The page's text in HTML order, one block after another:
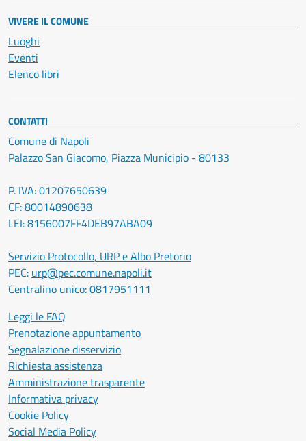
VIVERE IL COMUNE
Luoghi
Eventi
Elenco libri
CONTATTI
Comune di Napoli
Palazzo San Giacomo, Piazza Municipio - 80133
P. IVA: 01207650639
CF: 80014890638
LEI: 8156007FF4DEB97ABA09
Servizio Protocollo, URP e Albo Pretorio
PEC: urp@pec.comune.napoli.it
Centralino unico:0817951111
Leggi le FAQ
Prenotazione appuntamento
Segnalazione disservizio
Richiesta assistenza
Amministrazione trasparente
Informativa privacy
Cookie Policy
Social Media Policy